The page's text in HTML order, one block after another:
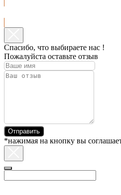
Спасибо, что выбираете нас !
Пожалуйста оставьте отзыв
Отправить
*нажимая на кнопку вы